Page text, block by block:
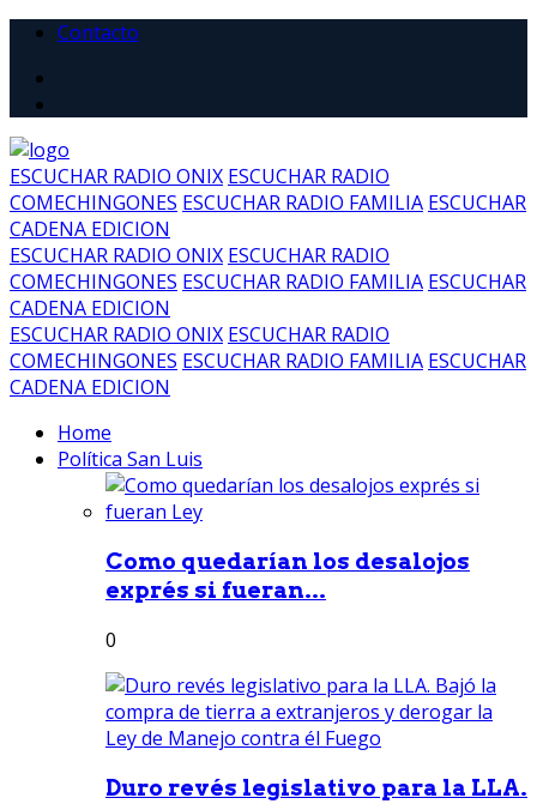
Contacto
ESCUCHAR RADIO ONIX ESCUCHAR RADIO
COMECHINGONES ESCUCHAR RADIO FAMILIA ESCUCHAR
CADENA EDICION
ESCUCHAR RADIO ONIX ESCUCHAR RADIO
COMECHINGONES ESCUCHAR RADIO FAMILIA ESCUCHAR
CADENA EDICION
ESCUCHAR RADIO ONIX ESCUCHAR RADIO
COMECHINGONES ESCUCHAR RADIO FAMILIA ESCUCHAR
CADENA EDICION
Home
Política San Luis
Como quedarían los desalojos
exprés si fueran...
0
Duro revés legislativo para la LLA.